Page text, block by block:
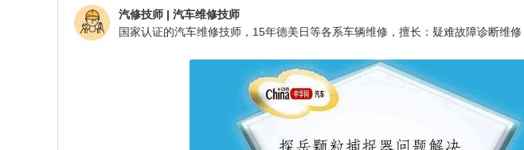
汽修技师 | 汽车维修技师